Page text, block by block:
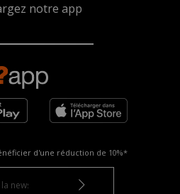
notre app
d'une réduction de 10%*